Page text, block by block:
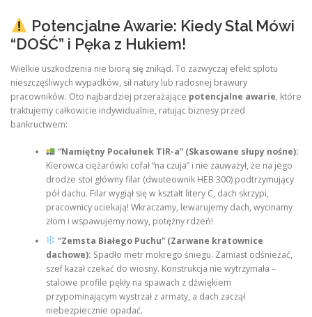
Potencjalne Awarie: Kiedy Stal Mówi
“DOŚĆ” i Pęka z Hukiem!
Wielkie uszkodzenia nie biorą się znikąd. To zazwyczaj efekt splotu
nieszczęśliwych wypadków, sił natury lub radosnej brawury
pracowników. Oto najbardziej przerażające potencjalne awarie, które
traktujemy całkowicie indywidualnie, ratując biznesy przed
bankructwem:
“Namiętny Pocałunek TIR-a” (Skasowane słupy nośne):
Kierowca ciężarówki cofał “na czuja” i nie zauważył, że na jego
drodze stoi główny filar (dwuteownik HEB 300) podtrzymujący
pół dachu. Filar wygiął się w kształt litery C, dach skrzypi,
pracownicy uciekają! Wkraczamy, lewarujemy dach, wycinamy
złom i wspawujemy nowy, potężny rdzeń!
“Zemsta Białego Puchu” (Zarwane kratownice
dachowe): Spadło metr mokrego śniegu. Zamiast odśnieżać,
szef kazał czekać do wiosny. Konstrukcja nie wytrzymała –
stalowe profile pękły na spawach z dźwiękiem
przypominającym wystrzał z armaty, a dach zaczął
niebezpiecznie opadać.